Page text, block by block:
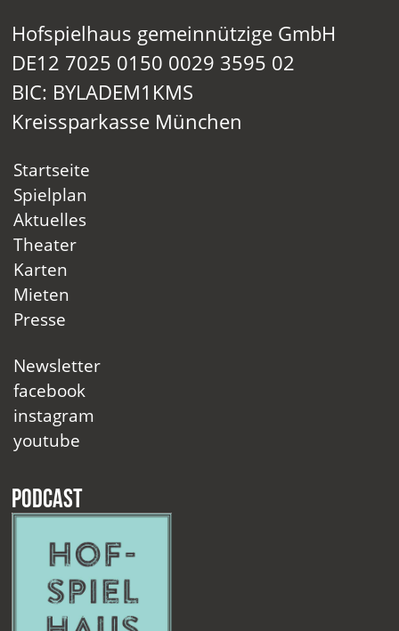
Hofspielhaus gemeinnützige GmbH
DE12 7025 0150 0029 3595 02
BIC: BYLADEM1KMS
Kreissparkasse München
Startseite
Spielplan
Aktuelles
Theater
Karten
Mieten
Presse
Newsletter
facebook
instagram
youtube
Podcast